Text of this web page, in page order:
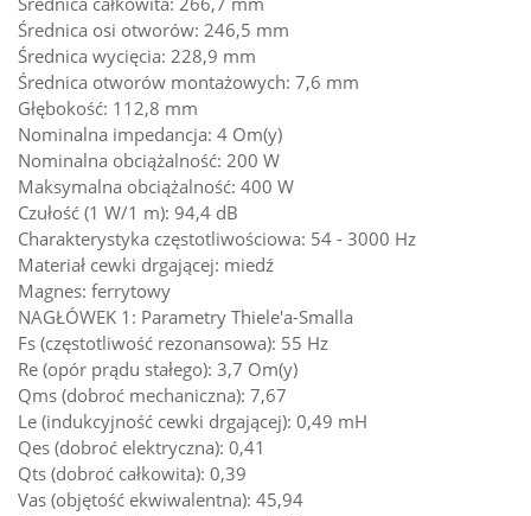
Średnica osi otworów: 246,5 mm
Średnica wycięcia: 228,9 mm
Średnica otworów montażowych: 7,6 mm
Głębokość: 112,8 mm
Nominalna impedancja: 4 Om(y)
Nominalna obciążalność: 200 W
Maksymalna obciążalność: 400 W
Czułość (1 W/1 m): 94,4 dB
Charakterystyka częstotliwościowa: 54 - 3000 Hz
Materiał cewki drgającej: miedź
Magnes: ferrytowy
NAGŁÓWEK 1: Parametry Thiele'a-Smalla
Fs (częstotliwość rezonansowa): 55 Hz
Re (opór prądu stałego): 3,7 Om(y)
Qms (dobroć mechaniczna): 7,67
Le (indukcyjność cewki drgającej): 0,49 mH
Qes (dobroć elektryczna): 0,41
Qts (dobroć całkowita): 0,39
Vas (objętość ekwiwalentna): 45,94